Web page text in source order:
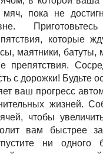
мяч, пока не
Приготовьтесь
которые
маятники, батуты,
препятствия.
с дорожки! Будьте
ваш прогресс
жизней.
чтобы
вам быстрее
ни одного